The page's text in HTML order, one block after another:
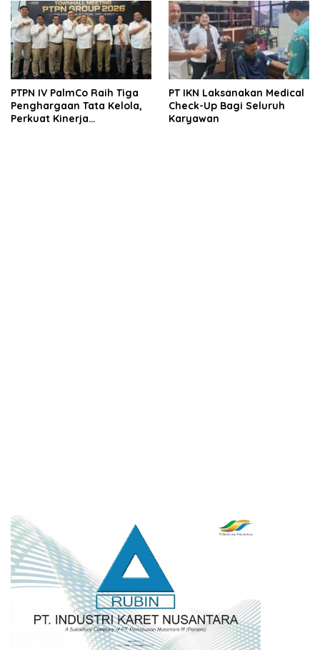
PTPN IV PalmCo Raih Tiga
Penghargaan Tata Kelola,
Perkuat Kinerja
PT IKN Laksanakan Medical
Check-Up Bagi Seluruh
Karyawan